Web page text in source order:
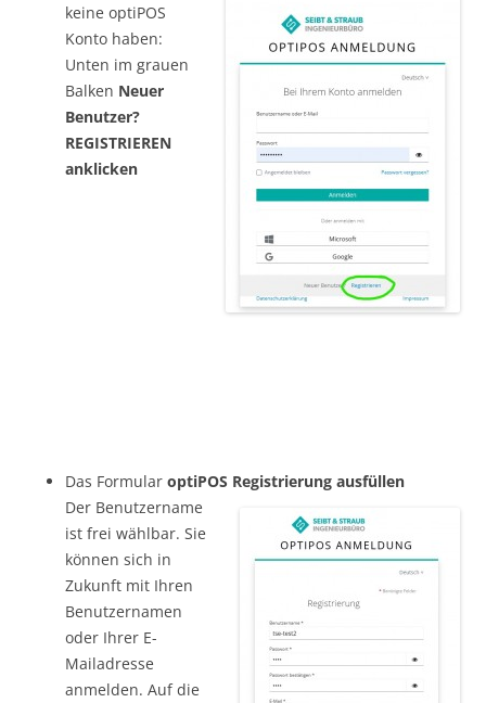
keine optiPOS
Konto haben:
Unten im grauen
Balken Neuer
Benutzer?
REGISTRIEREN
anklicken
Das Formular optiPOS Registrierung ausfüllen
Der Benutzername
ist frei wählbar. Sie
können sich in
Zukunft mit Ihren
Benutzernamen
oder Ihrer E-
Mailadresse
anmelden. Auf die